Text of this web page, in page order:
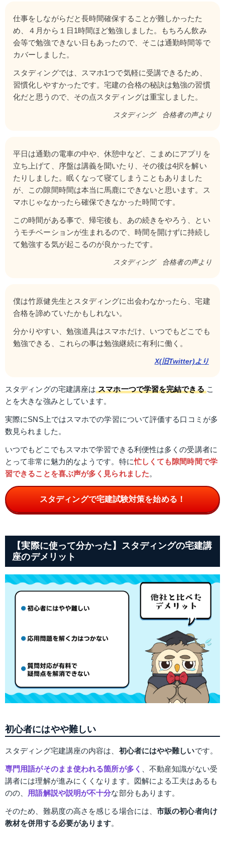
仕事をしながらだと長時間確保することが難しかったた
め、４月から１日1時間ほど勉強しました。もちろん飲み
会等で勉強できない日もあったので、そこは通勤時間等で
カバーしました。
スタディングでは、スマホ1つで気軽に受講できるため、
習慣化しやすかったです。宅建の合格の秘訣は勉強の習慣
化だと思うので、その点スタディングは重宝しました。
スタディング　合格者の声より
平日は通勤の電車の中や、休憩中など、こまめにアプリを
立ち上げて、序盤は講義を聞いたり、その後は4択を解い
たりしました。眠くなって寝てしまうこともありました
が、この隙間時間は本当に馬鹿にできないと思います。ス
マホじゃなかったら確保できなかった時間です。
この時間がある事で、帰宅後も、あの続きをやろう、とい
うモチベーションが生まれるので、時間を開けずに持続し
て勉強する気が起こるのが良かったです。
スタディング　合格者の声より
僕は竹原健先生とスタディングに出会わなかったら、宅建
合格を諦めていたかもしれない。
分かりやすい、勉強道具はスマホだけ、いつでもどこでも
勉強できる、これらの事は勉強継続に有利に働く。
X(旧Twitter)より
スタディングの宅建講座は スマホ一つで学習を完結できる こ
とを大きな強みとしています。
実際にSNS上ではスマホでの学習について評価する口コミが多
数見られました。
いつでもどこでもスマホで学習できる利便性は多くの受講者に
とって非常に魅力的なようです。特に忙しくても隙間時間で学
習できることを喜ぶ声が多く見られました。
スタディングで宅建試験対策を始める！
【実際に使って分かった】スタディングの宅建講
座のデメリット
初心者にはやや難しい
スタディング宅建講座の内容は、 初心者にはやや難しいです。
専門用語がそのまま使われる箇所が多く
、不動産知識がない受
講者には理解が進みにくくなります。図解による工夫はあるも
のの、 用語解説や説明が不十分な部分もあります。
そのため、難易度の高さを感じる場合には、 市販の初心者向け
教材を併用する必要があります。